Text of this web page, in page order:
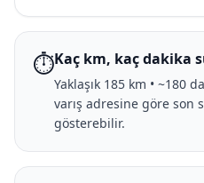
⏱️Kaç km, kaç dakika
Yaklaşık 185 km • ~180
varış adresine göre son
gösterebilir.